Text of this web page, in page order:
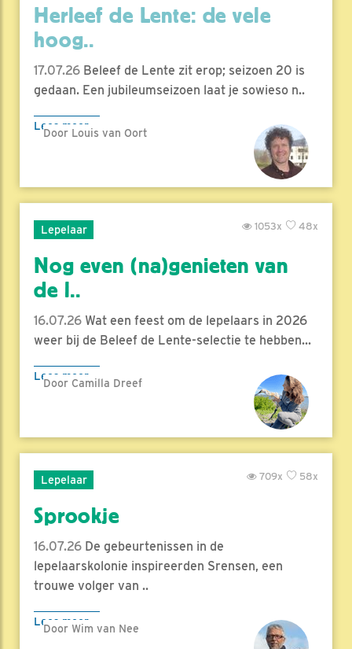
Herleef de Lente: de vele
hoog..
17.07.26 Beleef de Lente zit erop; seizoen 20 is
gedaan. Een jubileumseizoen laat je sowieso n..
Lees meer
Door Louis van Oort
Lepelaar 48x
1053x
Nog even (na)genieten van
de l..
16.07.26 Wat een feest om de lepelaars in 2026
weer bij de Beleef de Lente-selectie te hebben...
Lees meer
Door Camilla Dreef
Lepelaar 58x
709x
Sprookje
16.07.26 De gebeurtenissen in de
lepelaarskolonie inspireerden Srensen, een
trouwe volger van ..
Lees meer
Door Wim van Nee